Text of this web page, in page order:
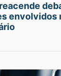
envolvidos